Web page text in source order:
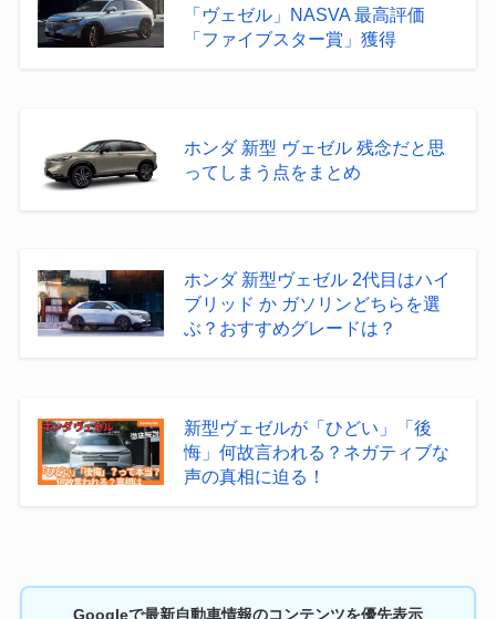
「ヴェゼル」NASVA 最高評価
「ファイブスター賞」獲得
ホンダ 新型 ヴェゼル 残念だと思
ってしまう点をまとめ
ホンダ 新型ヴェゼル 2代目はハイ
ブリッド か ガソリンどちらを選
ぶ？おすすめグレードは？
新型ヴェゼルが「ひどい」「後
悔」何故言われる？ネガティブな
声の真相に迫る！
Googleで最新自動車情報のコンテンツを優先表示